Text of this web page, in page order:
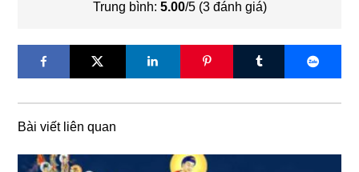
Trung bình: 5.00/5 (3đánh giá)
Bài viết liên quan